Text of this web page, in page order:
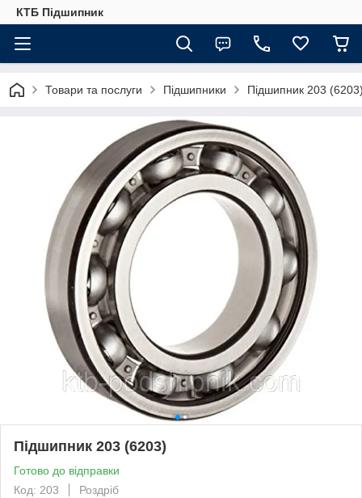
КТБ Підшипник
Товари та послуги Підшипники Підшипник 203
Підшипник 203 (6203)
Готово до відправки
Код: 203
Роздріб